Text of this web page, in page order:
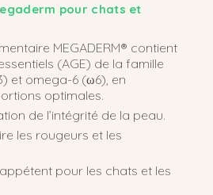
pour chats et
MEGADERM® contient
(AGE) de la famille
et omega-6 (ω6), en
optimales.
de l’intégrité de la peau.
les rougeurs et les
appétent pour les chats et les